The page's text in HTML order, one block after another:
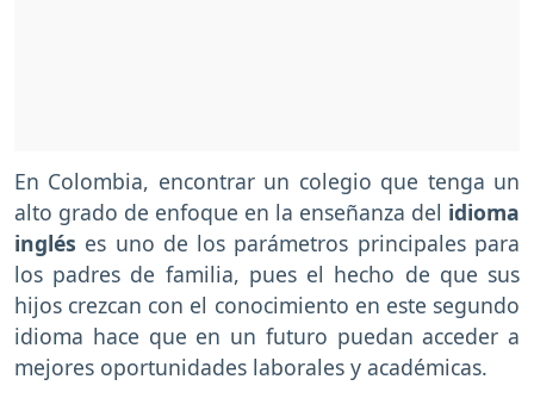
En Colombia, encontrar un colegio que tenga un
alto grado de enfoque en la enseñanza del idioma
inglés es uno de los parámetros principales para
los padres de familia, pues el hecho de que sus
hijos crezcan con el conocimiento en este segundo
idioma hace que en un futuro puedan acceder a
mejores oportunidades laborales y académicas.